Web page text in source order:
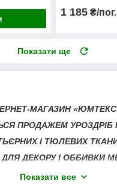
1 185 ₴/
Показати ще
МАГАЗИН
ПРОДАЖЕМ УРОЗДРІБ
І ТЮЛЕВИХ
ДЕКОРУ І ОББИВКИ
ВСІХ ВИДІВ ШТОР,
Показати все